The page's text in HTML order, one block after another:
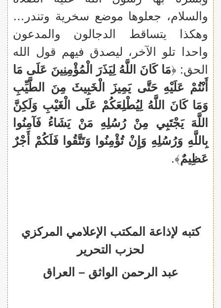
والسلام، جعلوها موضع سخرية وتندر…
وهكذا يتساقط الدجالون والمدعون
واحدا تلو الآخر، ليصدق فيهم قول الله
الحق: ﴿مَا كَانَ اللَّهُ لِيَذَرَ الْمُؤْمِنِينَ عَلَى مَا
أَنْتُمْ عَلَيْهِ حَتَّى يَمِيزَ الْخَبِيثَ مِنَ الطَّيِّبِ
وَمَا كَانَ اللَّهُ لِيُطْلِعَكُمْ عَلَى الْغَيْبِ وَلَكِنَّ
اللَّهَ يَجْتَبِي مِنْ رُسُلِهِ مَنْ يَشَاءُ فَآمِنُوا
بِاللَّهِ وَرُسُلِهِ وَإِنْ تُؤْمِنُوا وَتَتَّقُوا فَلَكُمْ أَجْرٌ
عَظِيمٌ﴾.
كتبه لإذاعة المكتب الإعلامي المركزي
لحزب التحرير
عبد الرحمن الواثق – العراق